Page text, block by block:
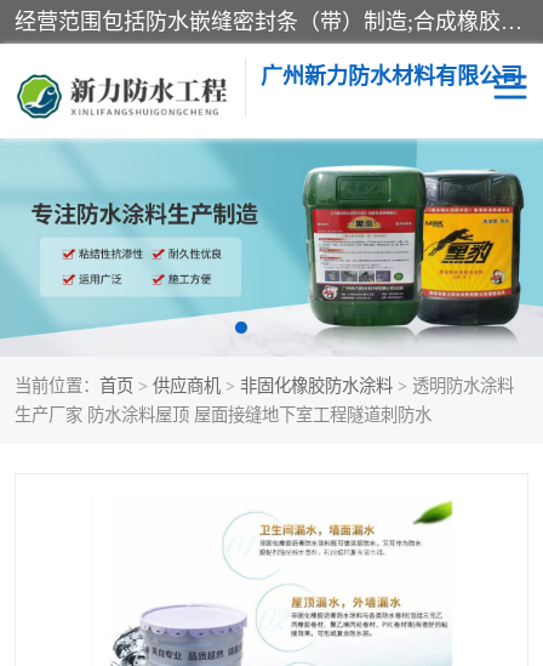
经营范围包括防水嵌缝密封条（带）制造;合成橡胶制造（监控化学品、危险化学品除外）;沥青混合物制造;防水胶粘带制造;其他合成材料制造（监控化学品、危险化学品除外）;涂料制造（监控化学品、危险化学品除外）;建筑结构防水补漏;防水建筑材料制造;粘合剂制造（监控化学品、危险化学品除外）;涂料零售;广州新力防水材料有限公司具有1处分支机构。
广州新力防水材料有限公司
当前位置： 首页 > 供应商机 > 非固化橡胶防水涂料 > 透明防水涂料
生产厂家 防水涂料屋顶 屋面接缝地下室工程隧道刺防水
黑豹防水胶 建筑108胶水
乳化沥青防水涂料 自粘卷材
非固化橡胶防水涂料